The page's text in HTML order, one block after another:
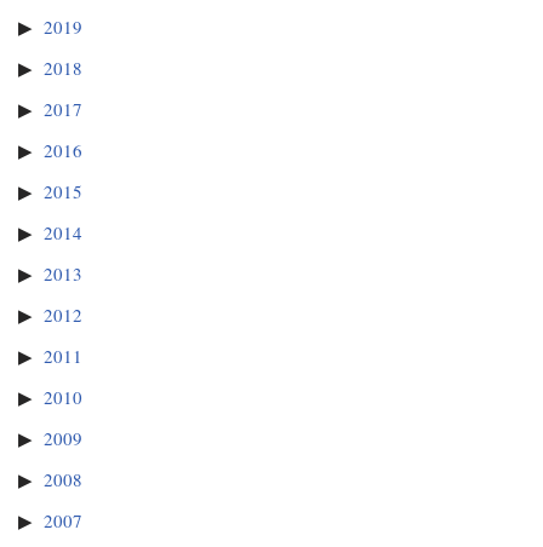
2019
2018
2017
2016
2015
2014
2013
2012
2011
2010
2009
2008
2007